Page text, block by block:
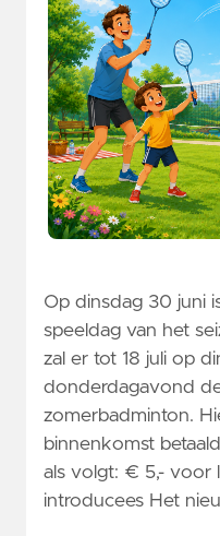
Op dinsdag 30 juni
speeldag van het
zal er tot 18 juli op
donderdagavond
zomerbadminton.
binnenkomst
als volgt: € 5,-
introducees Het